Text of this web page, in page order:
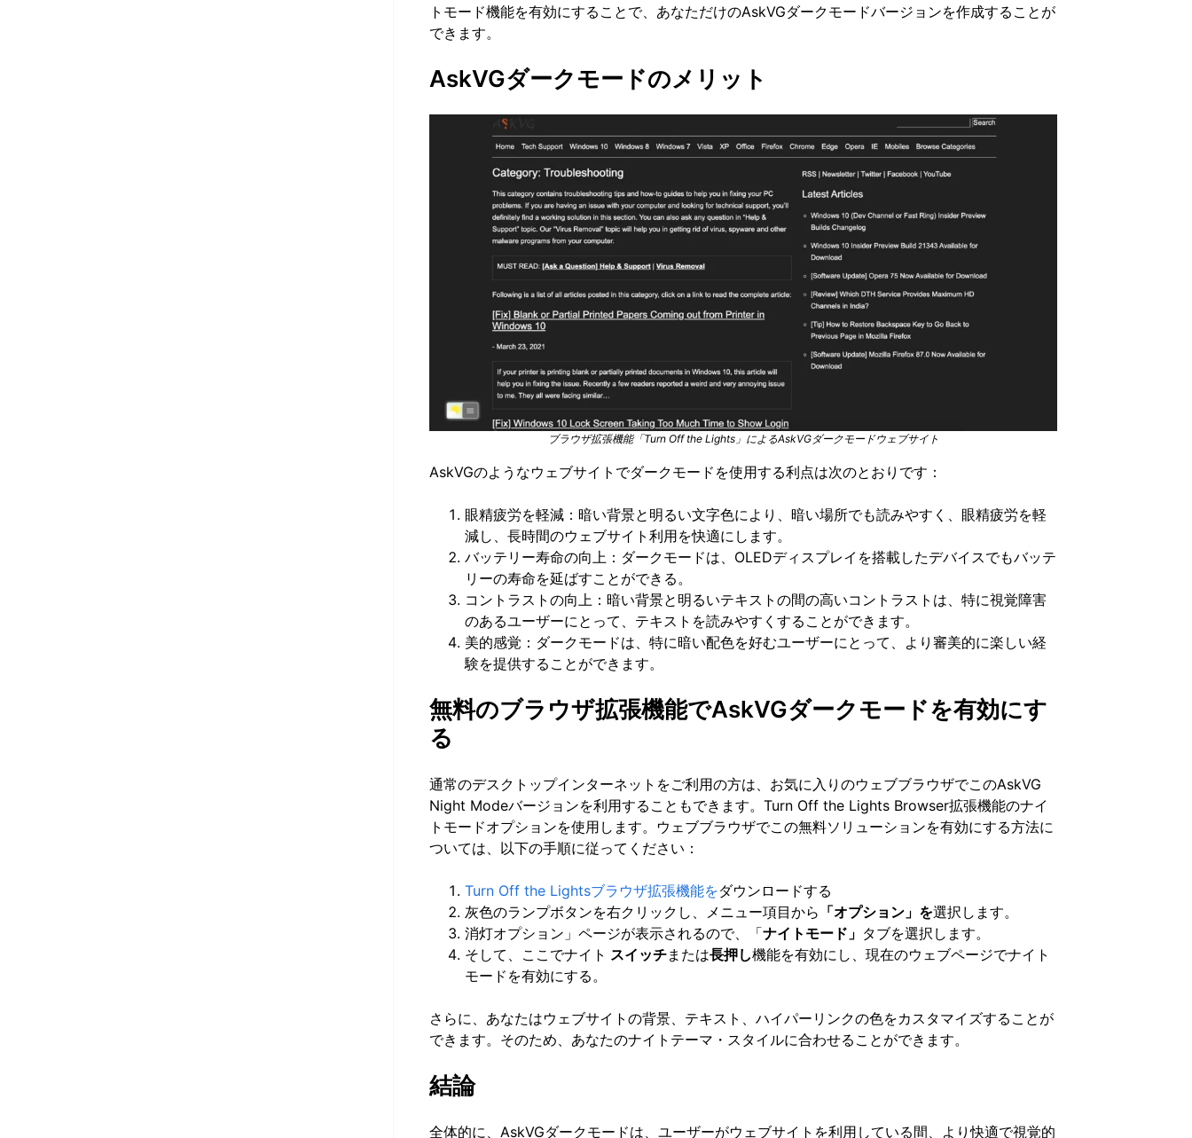
トモード機能を有効にすることで、あなただけのAskVGダークモードバージョンを作成することが
できます。
AskVGダークモードのメリット
ブラウザ拡張機能「Turn Off the Lights」によるAskVGダークモードウェブサイト
AskVGのようなウェブサイトでダークモードを使用する利点は次のとおりです：
眼精疲労を軽減：暗い背景と明るい文字色により、暗い場所でも読みやすく、眼精疲労を軽
減し、長時間のウェブサイト利用を快適にします。
バッテリー寿命の向上：ダークモードは、OLEDディスプレイを搭載したデバイスでもバッテ
リーの寿命を延ばすことができる。
コントラストの向上：暗い背景と明るいテキストの間の高いコントラストは、特に視覚障害
のあるユーザーにとって、テキストを読みやすくすることができます。
美的感覚：ダークモードは、特に暗い配色を好むユーザーにとって、より審美的に楽しい経
験を提供することができます。
無料のブラウザ拡張機能でAskVGダークモードを有効にす
る
通常のデスクトップインターネットをご利用の方は、お気に入りのウェブブラウザでこのAskVG
Night Modeバージョンを利用することもできます。Turn Off the Lights Browser拡張機能のナイ
トモードオプションを使用します。ウェブブラウザでこの無料ソリューションを有効にする方法に
ついては、以下の手順に従ってください：
Turn Off the Lightsブラウザ拡張機能をダウンロードする
灰色のランプボタンを右クリックし、メニュー項目から 「オプション」を選択します。
消灯オプション」ページが表示されるので、「ナイトモード」 タブを選択します。
そして、ここでナイト スイッチまたは長押し機能を有効にし、現在のウェブページでナイト
モードを有効にする。
さらに、あなたはウェブサイトの背景、テキスト、ハイパーリンクの色をカスタマイズすることが
できます。そのため、あなたのナイトテーマ・スタイルに合わせることができます。
結論
全体的に、AskVGダークモードは、ユーザーがウェブサイトを利用している間、より快適で視覚的